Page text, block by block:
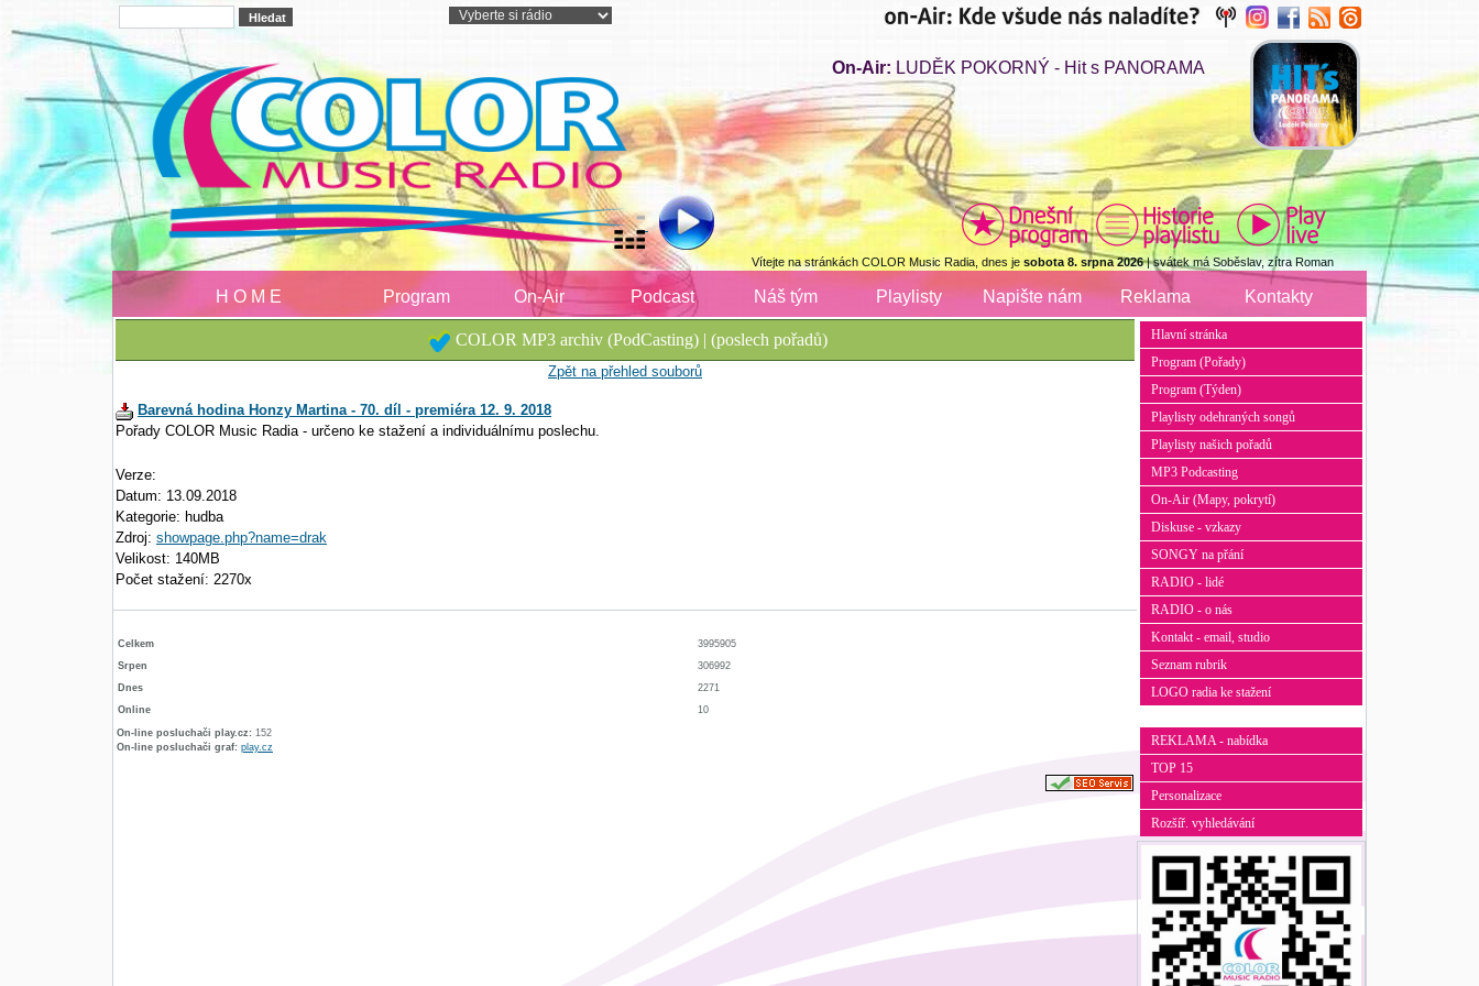
On-Air: LUDĚK POKORNÝ - Hit s PANORAMA
Vítejte na stránkách COLOR Music Radia, dnes je sobota 8. srpna 2026| svátek má Soběslav, zítra Roman
H O M E Program On-Air Podcast Náš tým Playlisty Napište nám Reklama Kontakty
COLOR MP3 archiv (PodCasting) | (poslech pořadů)
Zpět na přehled souborů
Barevná hodina Honzy Martina - 70. díl - premiéra 12. 9. 2018
Pořady COLOR Music Radia - určeno ke stažení a individuálnímu poslechu.
Verze:
Datum: 13.09.2018
Kategorie: hudba
Zdroj: showpage.php?name=drak
Velikost: 140MB
Počet stažení: 2270x
Celkem
3995905
Srpen
306992
Dnes
2271
Online
10
On-line posluchači play.cz: 152
On-line posluchači graf: play.cz
Hlavní stránka
Program (Pořady)
Program (Týden)
Playlisty odehraných songů
Playlisty našich pořadů
MP3 Podcasting
On-Air (Mapy, pokrytí)
Diskuse - vzkazy
SONGY na přání
RADIO - lidé
RADIO - o nás
Kontakt - email, studio
Seznam rubrik
LOGO radia ke stažení
REKLAMA - nabídka
TOP 15
Personalizace
Rozšíř. vyhledávání